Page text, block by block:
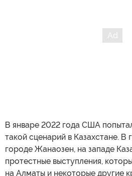
В январе 2022 года США
такой сценарий в Казахстане. В
городе Жанаозен, на западе
протестные выступления,
на Алматы и некоторые другие